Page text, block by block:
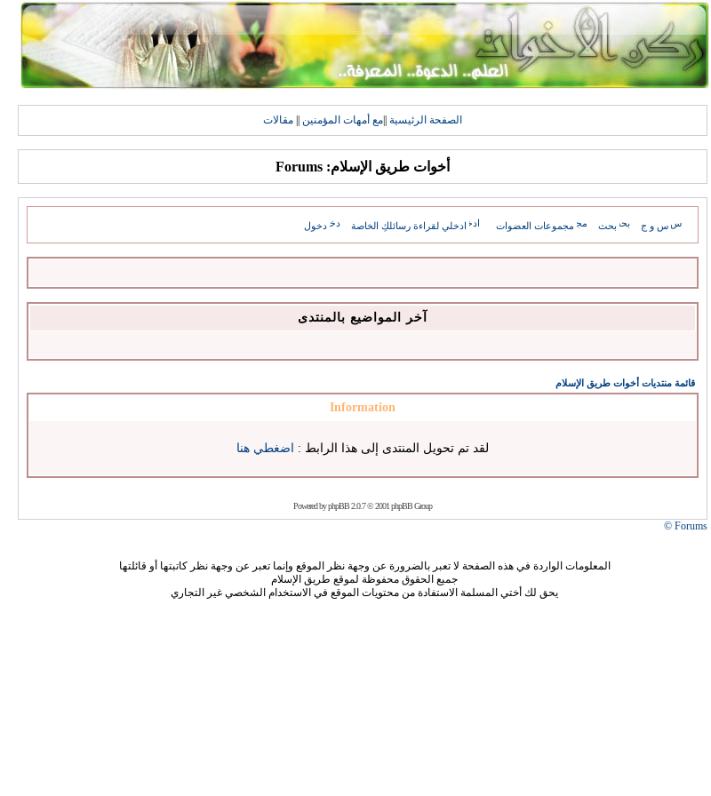
الصفحة الرئيسية مع أمهات المؤمنين مقالات
أخوات طريق الإسلام: Forums
س و ج بحث مجموعات العضوات ادخلي لقراءة رسائلكِ الخاصة دخول
آخر المواضيع بالمنتدى
قائمة منتديات أخوات طريق الإسلام
Information
لقد تم تحويل المنتدى إلى هذا الرابط : اضغطي هنا
Powered byphpBB2.0.7 © 2001 phpBB Group
Forums ©
المعلومات الواردة في هذه الصفحة لا تعبر بالضرورة عن وجهة نظر الموقع وإنما تعبر عن وجهة نظر كاتبتها أو قائلتها
جميع الحقوق محفوظة لموقع طريق الإسلام
يحق لك أختي المسلمة الاستفادة من محتويات الموقع في الاستخدام الشخصي غير التجاري